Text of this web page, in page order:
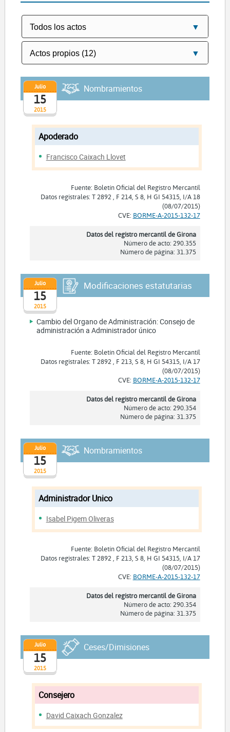
2015
Julio
15
Nombramientos
Apoderado
Francisco Caixach Llovet
Fuente: Boletín Oficial del Registro Mercantil
Datos registrales: T 2892 , F 214, S 8, H GI 54315, I/A 18
(08/07/2015)
CVE: BORME-A-2015-132-17
Datos del registro mercantil de Girona
Número de acto: 290.355
Número de página: 31.375
2015
Julio
15
Modificaciones estatutarias
Cambio del Organo de Administración: Consejo de
administración a Administrador único
Fuente: Boletín Oficial del Registro Mercantil
Datos registrales: T 2892 , F 213, S 8, H GI 54315, I/A 17
(08/07/2015)
CVE: BORME-A-2015-132-17
Datos del registro mercantil de Girona
Número de acto: 290.354
Número de página: 31.375
2015
Julio
15
Nombramientos
Administrador Unico
Isabel Pigem Oliveras
Fuente: Boletín Oficial del Registro Mercantil
Datos registrales: T 2892 , F 213, S 8, H GI 54315, I/A 17
(08/07/2015)
CVE: BORME-A-2015-132-17
Datos del registro mercantil de Girona
Número de acto: 290.354
Número de página: 31.375
2015
Julio
15
Ceses/Dimisiones
Consejero
David Caixach Gonzalez